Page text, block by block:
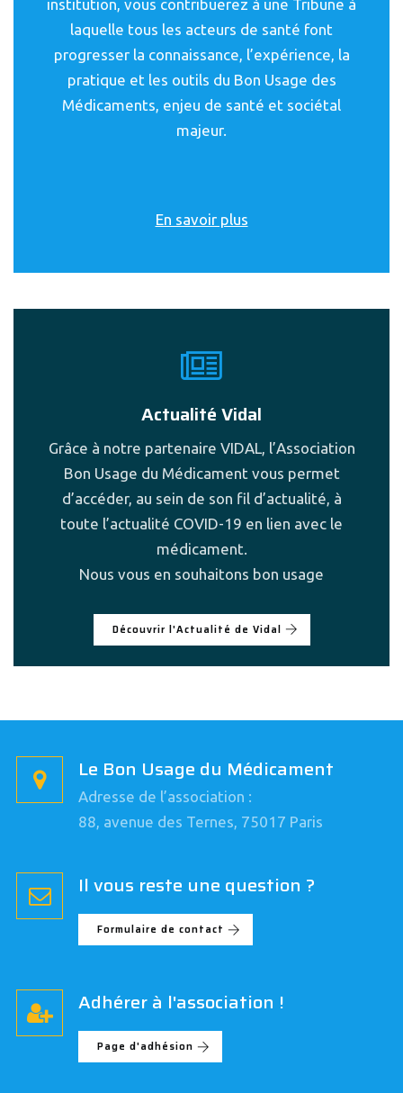
institution, vous contribuerez à une Tribune à
laquelle tous les acteurs de santé font
progresser la connaissance, l’expérience, la
pratique et les outils du Bon Usage des
Médicaments, enjeu de santé et sociétal
majeur.
En savoir plus
Actualité Vidal
Grâce à notre partenaire VIDAL, l’Association
Bon Usage du Médicament vous permet
d’accéder, au sein de son fil d’actualité, à
toute l’actualité COVID-19 en lien avec le
médicament.
Nous vous en souhaitons bon usage
Découvrir l'Actualité de Vidal
Le Bon Usage du Médicament
Adresse de l’association :
88, avenue des Ternes, 75017 Paris
Il vous reste une question ?
Formulaire de contact
Adhérer à l'association !
Page d'adhésion